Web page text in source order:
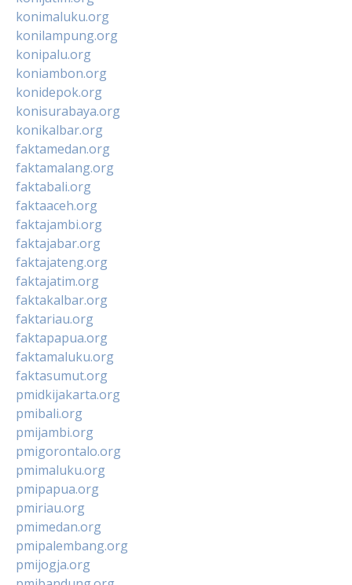
konimaluku.org
konilampung.org
konipalu.org
koniambon.org
konidepok.org
konisurabaya.org
konikalbar.org
faktamedan.org
faktamalang.org
faktabali.org
faktaaceh.org
faktajambi.org
faktajabar.org
faktajateng.org
faktajatim.org
faktakalbar.org
faktariau.org
faktapapua.org
faktamaluku.org
faktasumut.org
pmidkijakarta.org
pmibali.org
pmijambi.org
pmigorontalo.org
pmimaluku.org
pmipapua.org
pmiriau.org
pmimedan.org
pmipalembang.org
pmijogja.org